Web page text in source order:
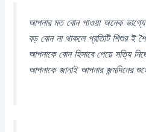
আপনার মত বোন পাওয়া অনেক
বড় বোন না থাকলে প্রতিটি শিশুর ই
আপনাকে বোন হিসাবে পেয়ে সত্যি
আপনাকে জানাই আপনার জন্মদিনের